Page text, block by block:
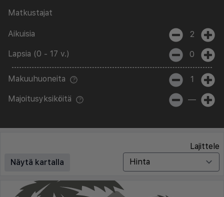
Matkustajat
Aikuisia 2
Lapsia (0 - 17 v.) 0
Makuuhuoneita 1
Majoitusyksiköitä —
Näytä kartalla
Lajittele